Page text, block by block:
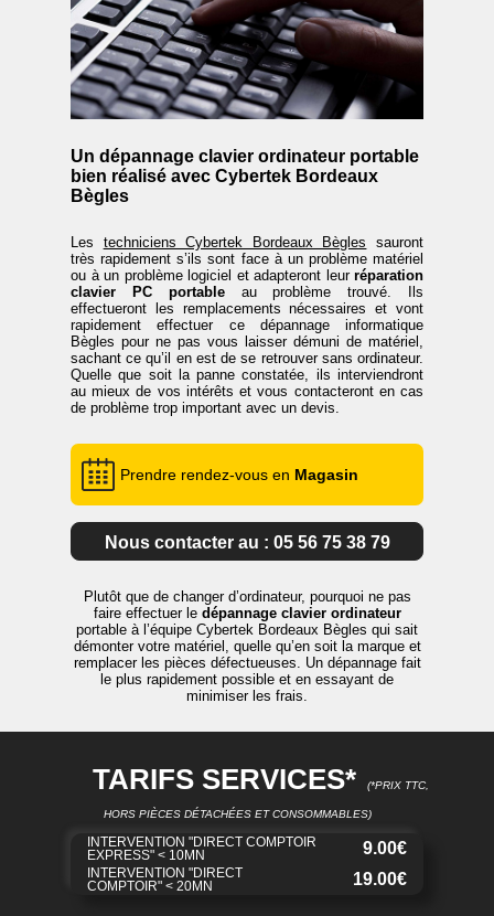
Un dépannage clavier ordinateur portable
bien réalisé avec Cybertek Bordeaux
Bègles
Les techniciens Cybertek Bordeaux Bègles sauront
très rapidement s’ils sont face à un problème matériel
ou à un problème logiciel et adapteront leur réparation
clavier PC portableau problème trouvé. Ils
effectueront les remplacements nécessaires et vont
rapidement effectuer ce dépannage informatique
Bègles pour ne pas vous laisser démuni de matériel,
sachant ce qu’il en est de se retrouver sans ordinateur.
Quelle que soit la panne constatée, ils interviendront
au mieux de vos intérêts et vous contacteront en cas
de problème trop important avec un devis.
Prendre rendez-vous en Magasin
Nous contacter au : 05 56 75 38 79
Plutôt que de changer d’ordinateur, pourquoi ne pas
faire effectuer le dépannage clavier ordinateur
portable à l’équipe Cybertek Bordeaux Bègles qui sait
démonter votre matériel, quelle qu’en soit la marque et
remplacer les pièces défectueuses. Un dépannage fait
le plus rapidement possible et en essayant de
minimiser les frais.
TARIFS SERVICES* (*PRIX TTC,
HORS PIÈCES DÉTACHÉES ET CONSOMMABLES)
INTERVENTION "DIRECT COMPTOIR
EXPRESS" < 10MN
9.00€
INTERVENTION "DIRECT
COMPTOIR" < 20MN
19.00€